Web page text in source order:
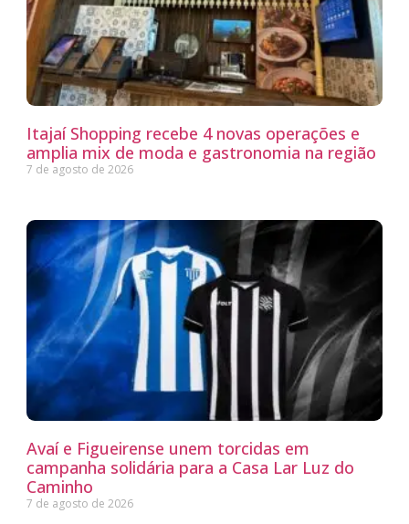
Itajaí Shopping recebe 4 novas operações e
amplia mix de moda e gastronomia na região
7 de agosto de 2026
Avaí e Figueirense unem torcidas em
campanha solidária para a Casa Lar Luz do
Caminho
7 de agosto de 2026